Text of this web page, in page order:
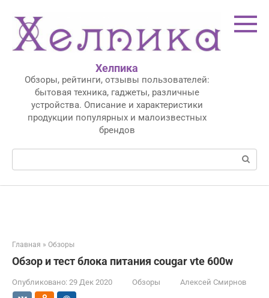
контенту
Хелпика
Обзоры, рейтинги, отзывы пользователей:
бытовая техника, гаджеты, различные
устройства. Описание и характеристики
продукции популярных и малоизвестных
брендов
Поиск:
Главная » Обзоры
Обзор и тест блока питания cougar vte 600w
Опубликовано: 29 Дек 2020 Обзоры Алексей Смирнов